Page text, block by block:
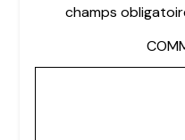
champs